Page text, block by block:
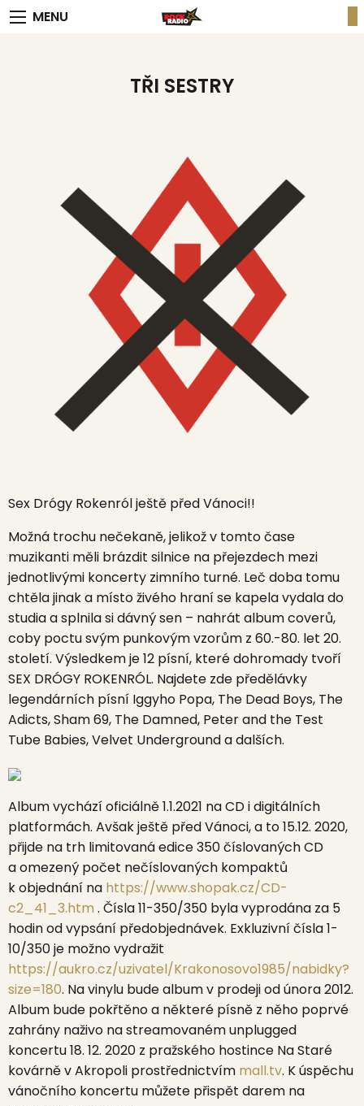
MENU
TŘI SESTRY
Sex Drógy Rokenrólještě před Vánoci!!
Možná trochu nečekaně, jelikož v tomto čase
muzikanti měli brázdit silnice na přejezdech mezi
jednotlivými koncerty zimního turné. Leč doba tomu
chtěla jinak a místo živého hraní se kapela vydala do
studia a splnila si dávný sen – nahrát album coverů,
coby poctu svým punkovým vzorům z 60.-80. let 20.
století. Výsledkem je 12 písní, které dohromady tvoří
SEX DRÓGY ROKENRÓL. Najdete zde předělávky
legendárních písní Iggyho Popa, The Dead Boys, The
Adicts, Sham 69, The Damned, Peter and the Test
Tube Babies, Velvet Undergrounda dalších.
Album vychází oficiálně 1.1.2021 na CD i digitálních
platformách. Avšak ještě před Vánoci, a to 15.12. 2020,
přijde na trh limitovaná edice 350 číslovaných CD
a omezený počet nečíslovaných kompaktů
k objednání na https://www.shopak.cz/CD-
c2_41_3.htm . Čísla 11-350/350 byla vyprodána za 5
hodin od vypsání předobjednávek. Exkluzivní čísla 1-
10/350 je možno vydražit
https://aukro.cz/uzivatel/Krakonosovo1985/nabidky?
size=180. Na vinylu bude album v prodeji od února 2012.
Album bude pokřtěno a některé písně z něho poprvé
zahrány naživo na streamovaném unplugged
koncertu 18. 12. 2020 z pražského hostince Na Staré
kovárně v Akropoli prostřednictvím mall.tv. K úspěchu
vánočního koncertu můžete přispět darem na